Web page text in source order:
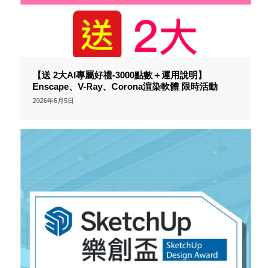
【送 2大AI專屬好禮-3000點數＋運用說明】
Enscape、V-Ray、Corona渲染軟體 限時活動
2026年6月5日